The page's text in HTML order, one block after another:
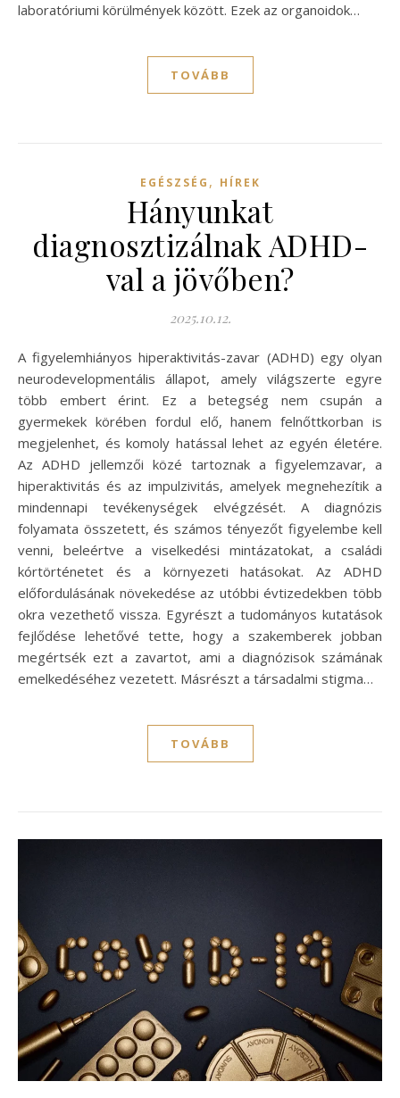
laboratóriumi körülmények között. Ezek az organoidok…
TOVÁBB
EGÉSZSÉG , HÍREK
Hányunkat
diagnosztizálnak ADHD-
val a jövőben?
2025.10.12.
A figyelemhiányos hiperaktivitás-zavar (ADHD) egy olyan
neurodevelop­mentális állapot, amely világszerte egyre
több embert érint. Ez a betegség nem csupán a
gyermekek körében fordul elő, hanem felnőttkorban is
megjelenhet, és komoly hatással lehet az egyén életére.
Az ADHD jellemzői közé tartoznak a figyelemzavar, a
hiperaktivitás és az impulzivitás, amelyek megnehezítik a
mindennapi tevékenységek elvégzését. A diagnózis
folyamata összetett, és számos tényezőt figyelembe kell
venni, beleértve a viselkedési mintázatokat, a családi
kórtörténetet és a környezeti hatásokat. Az ADHD
előfordulásának növekedése az utóbbi évtizedekben több
okra vezethető vissza. Egyrészt a tudományos kutatások
fejlődése lehetővé tette, hogy a szakemberek jobban
megértsék ezt a zavar­tot, ami a diagnózisok számának
emelkedéséhez vezetett. Másrészt a társadalmi stigma…
TOVÁBB